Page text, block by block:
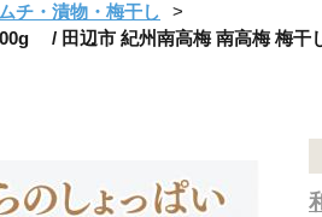
チ・漬物・梅干し
/ 田辺市 紀州南高梅 南高梅 梅干